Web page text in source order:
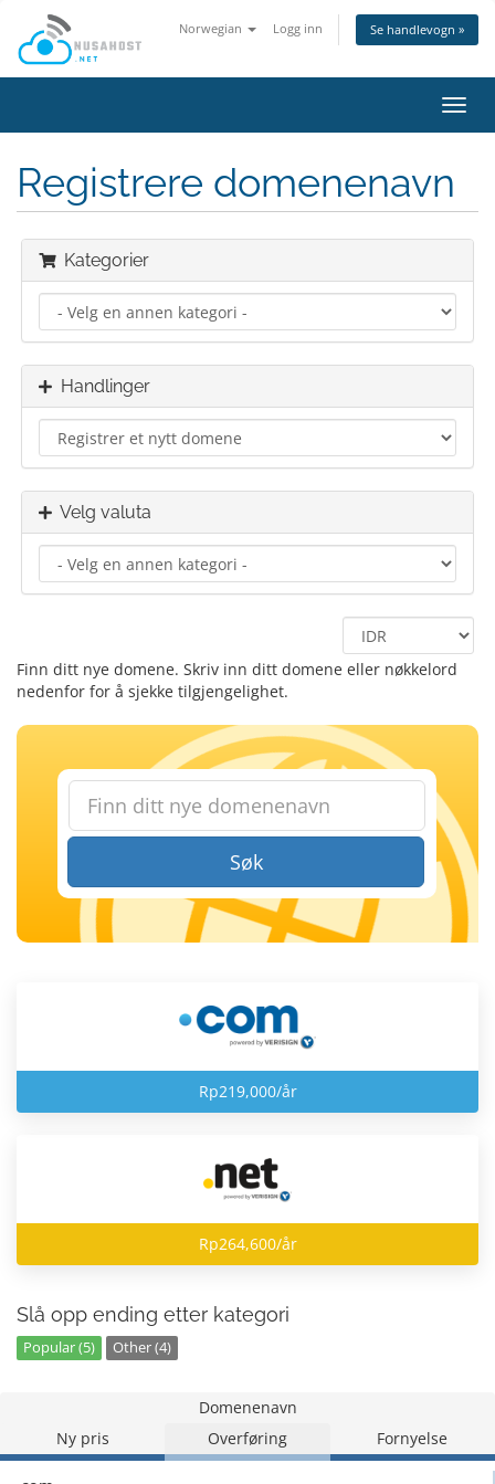
Norwegian Logg inn Se handlevogn »
Bytt
Registrere domenenavn
Kategorier
Handlinger
Velg valuta
Finn ditt nye domene. Skriv inn ditt domene eller nøkkelord
nedenfor for å sjekke tilgjengelighet.
Søk
Rp219,000/år
Rp264,600/år
Slå opp ending etter kategori
Popular (5) Other (4)
Domenenavn
Ny pris
Overføring Fornyelse